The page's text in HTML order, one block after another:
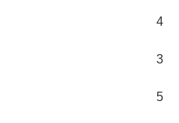
4
3
5